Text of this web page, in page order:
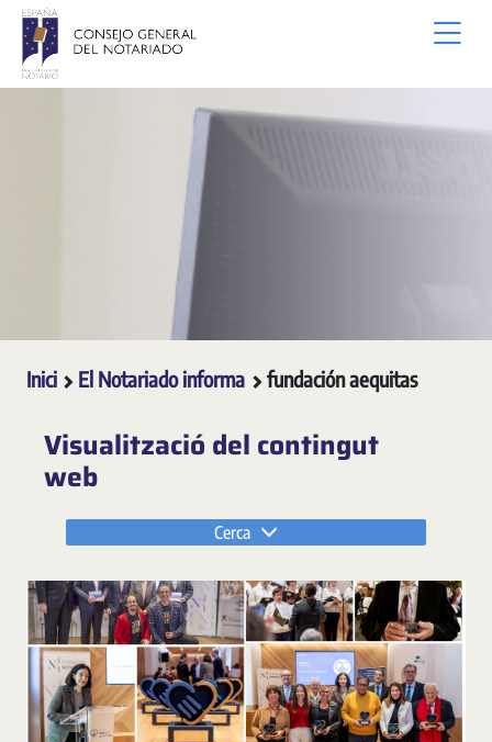
Salta al contingut principal
Inici El Notariado informa fundación aequitas
Visualització del contingut
web
Cerca